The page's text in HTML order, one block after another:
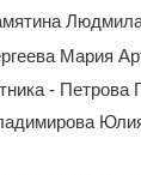
Мария
- Петрова